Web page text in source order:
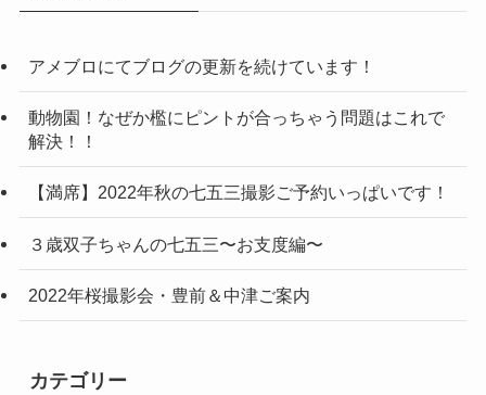
アメブロにてブログの更新を続けています！
動物園！なぜか檻にピントが合っちゃう問題はこれで
解決！！
【満席】2022年秋の七五三撮影ご予約いっぱいです！
３歳双子ちゃんの七五三〜お支度編〜
2022年桜撮影会・豊前＆中津ご案内
カテゴリー